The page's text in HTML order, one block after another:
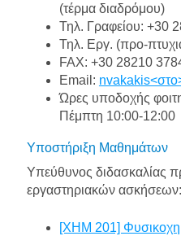
(τέρμα διαδρόμου)
Τηλ. Γραφείου: +30
Τηλ. Εργ. (προ-
FAX: +30 28210
Email:
Ώρες υποδοχής
Πέμπτη 10:00-12:00
Υποστήριξη Μαθημάτων
Υπεύθυνος διδασκαλίας
εργαστηριακών ασκήσεων:
[ΧΗΜ 201]